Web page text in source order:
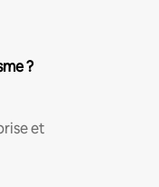
?
et